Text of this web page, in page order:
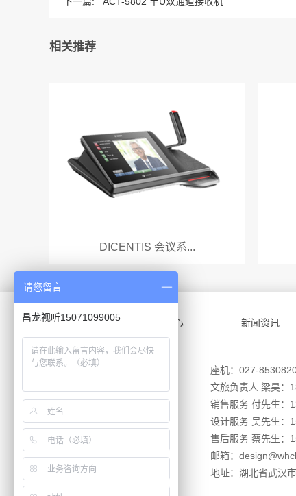
相关推荐
DICENTIS 会议系...
成功案例 产品中心 新闻资讯
座机：027-
文旅负责人 梁昊：
销售服务 付先生：
设计服务 吴先生：
售后服务 蔡先生：
邮箱：
地址：湖北省武汉
请您留言
昌龙视听15071099005